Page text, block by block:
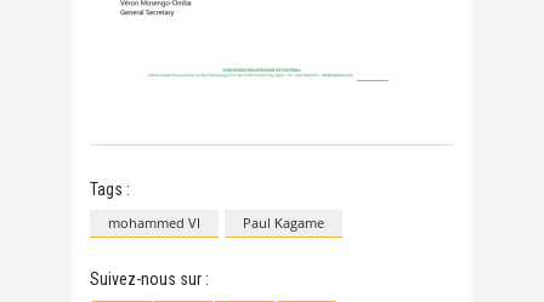
Tags :
mohammed VI Paul Kagame
Suivez-nous sur :